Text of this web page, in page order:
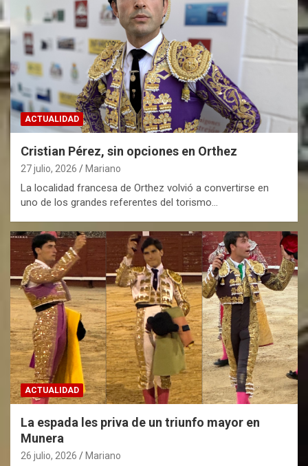
ACTUALIDAD
Cristian Pérez, sin opciones en Orthez
27 julio, 2026 Mariano
La localidad francesa de Orthez volvió a convertirse en
uno de los grandes referentes del torismo…
ACTUALIDAD
La espada les priva de un triunfo mayor en
Munera
26 julio, 2026 Mariano